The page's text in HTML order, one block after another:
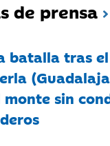
de prensa
batalla tras
sin